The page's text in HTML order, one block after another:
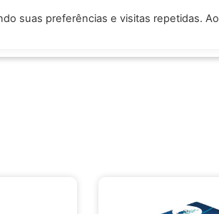
Trabalhe Conosco Produtos
suas preferências e visitas repetidas. Ao